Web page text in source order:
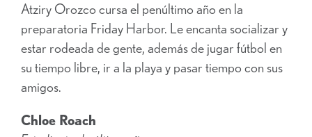
Atziry Orozco cursa el penúltimo año en la
preparatoria Friday Harbor. Le encanta socializar y
estar rodeada de gente, además de jugar fútbol en
su tiempo libre, ir a la playa y pasar tiempo con sus
amigos.
Chloe Roach